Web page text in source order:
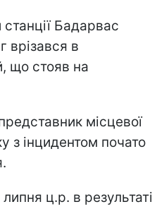
станції Бадарвас
врізався в
що стояв на
місцевої
з інцидентом почато
ц.р. в результаті